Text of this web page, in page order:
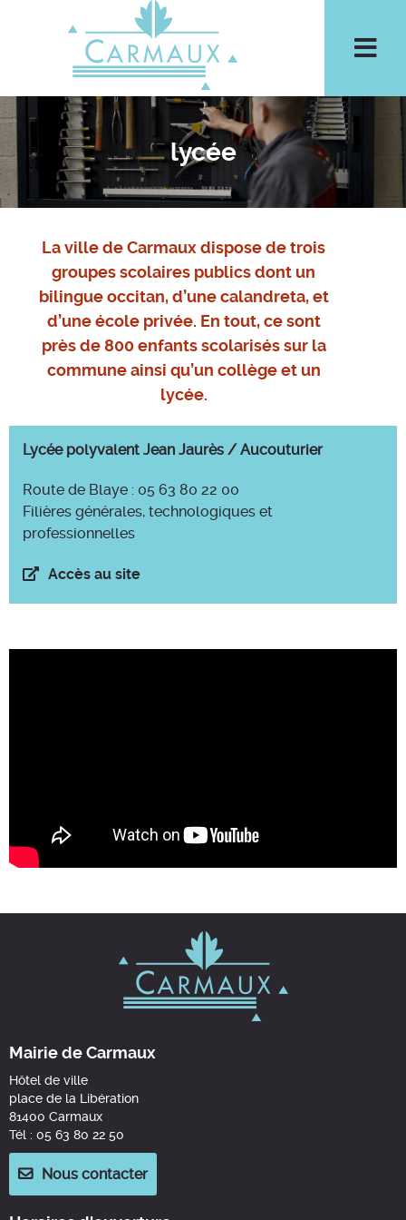
Aller à la recherche
lycée
La ville de Carmaux dispose de trois
groupes scolaires publics dont un
bilingue occitan, d’une calandreta, et
d’une école privée. En tout, ce sont
près de 800 enfants scolarisés sur la
commune ainsi qu’un collège et un
lycée.
Lycée polyvalent Jean Jaurès / Aucouturier
Route de Blaye : 05 63 80 22 00
Filières générales, technologiques et
professionnelles
Accès au site
Mairie de Carmaux
Hôtel de ville
place de la Libération
81400 Carmaux
Tél : 05 63 80 22 50
Nous contacter